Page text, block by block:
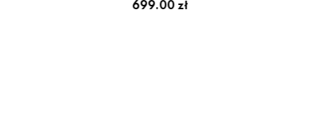
699.00 zł